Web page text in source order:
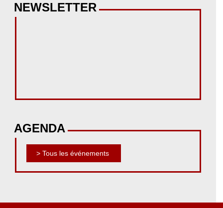
NEWSLETTER
AGENDA
> Tous les événements